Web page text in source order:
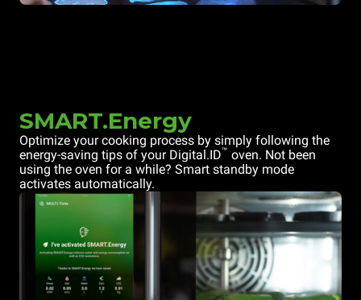
SMART.Energy
Optimize your cooking process by simply following the
energy-saving tips of your Digital.ID™ oven. Not been
using the oven for a while? Smart standby mode
activates automatically.